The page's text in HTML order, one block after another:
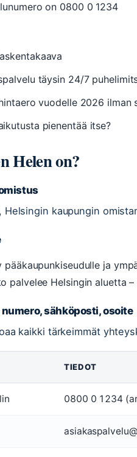
on 0800 0 1234
täysin 24/7
vuodelle 2026 ilman
pienentää itse?
Helen on?
Helsingin kaupungin
ja
palvelee Helsingin aluetta
sähköposti, osoite
kaikki tärkeimmät
TIEDOT
0800 0 1234